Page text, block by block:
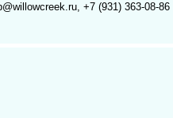
+7 (931) 363-08-86